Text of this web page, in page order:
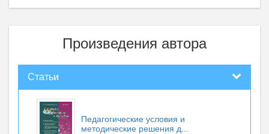
Произведения автора
Статьи
Педагогические условия и
методические решения д...